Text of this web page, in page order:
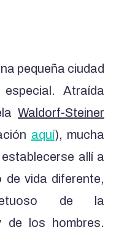
pequeña ciudad
especial. Atraída
Waldorf-Steiner
aquí), mucha
allí a
de vida diferente,
de la
de los hombres.